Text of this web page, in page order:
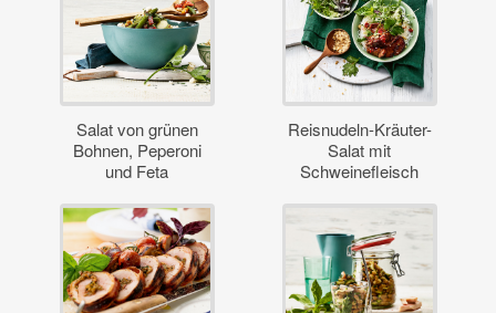
Salat von grünen
Bohnen, Peperoni
und Feta
Reisnudeln-Kräuter-
Salat mit
Schweinefleisch